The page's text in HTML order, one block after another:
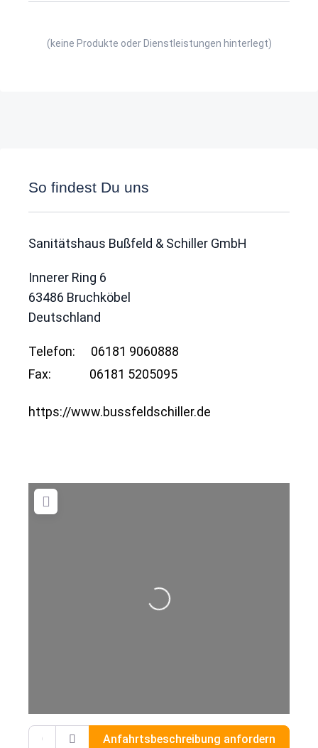
(keine Produkte oder Dienstleistungen hinterlegt)
So findest Du uns
Sanitätshaus Bußfeld & Schiller GmbH
Innerer Ring 6
63486 Bruchköbel
Deutschland
Telefon:
06181 9060888
Fax:
06181 5205095
https://www.bussfeldschiller.de
Wird geladen …
Gib deinen Standort ein.
Anfahrtsbeschreibung anfordern